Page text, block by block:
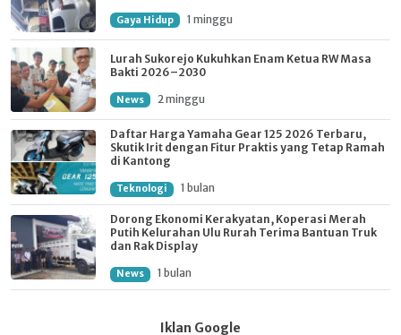
Gaya Hidup 1 minggu
Lurah Sukorejo Kukuhkan Enam Ketua RW Masa
Bakti 2026–2030
News 2 minggu
Daftar Harga Yamaha Gear 125 2026 Terbaru,
Skutik Irit dengan Fitur Praktis yang Tetap Ramah
di Kantong
Teknologi 1 bulan
Dorong Ekonomi Kerakyatan, Koperasi Merah
Putih Kelurahan Ulu Rurah Terima Bantuan Truk
dan Rak Display
News 1 bulan
Iklan Google